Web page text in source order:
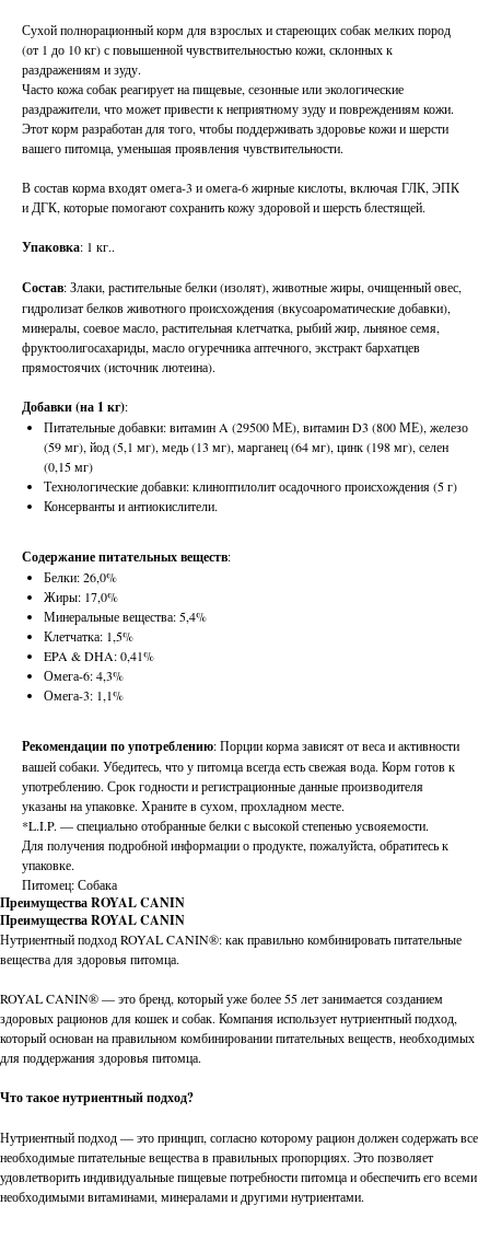
Сухой полнорационный корм для взрослых и стареющих собак мелких пород
(от 1 до 10 кг) с повышенной чувствительностью кожи, склонных к
раздражениям и зуду.
Часто кожа собак реагирует на пищевые, сезонные или экологические
раздражители, что может привести к неприятному зуду и повреждениям кожи.
Этот корм разработан для того, чтобы поддерживать здоровье кожи и шерсти
вашего питомца, уменьшая проявления чувствительности.
В состав корма входят омега-3 и омега-6 жирные кислоты, включая ГЛК, ЭПК
и ДГК, которые помогают сохранить кожу здоровой и шерсть блестящей.
Упаковка: 1 кг..
Состав: Злаки, растительные белки (изолят), животные жиры, очищенный овес,
гидролизат белков животного происхождения (вкусоароматические добавки),
минералы, соевое масло, растительная клетчатка, рыбий жир, льняное семя,
фруктоолигосахариды, масло огуречника аптечного, экстракт бархатцев
прямостоячих (источник лютеина).
Добавки (на 1 кг):
Питательные добавки: витамин A (29500 МЕ), витамин D3 (800 МЕ), железо
(59 мг), йод (5,1 мг), медь (13 мг), марганец (64 мг), цинк (198 мг), селен
(0,15 мг)
Технологические добавки: клиноптилолит осадочного происхождения (5 г)
Консерванты и антиокислители.
Содержание питательных веществ:
Белки: 26,0%
Жиры: 17,0%
Минеральные вещества: 5,4%
Клетчатка: 1,5%
EPA & DHA: 0,41%
Омега-6: 4,3%
Омега-3: 1,1%
Рекомендации по употреблению: Порции корма зависят от веса и активности
вашей собаки. Убедитесь, что у питомца всегда есть свежая вода. Корм готов к
употреблению. Срок годности и регистрационные данные производителя
указаны на упаковке. Храните в сухом, прохладном месте.
*L.I.P. — специально отобранные белки с высокой степенью усвояемости.
Для получения подробной информации о продукте, пожалуйста, обратитесь к
упаковке.
Питомец: Собака
Преимущества ROYAL CANIN
Преимущества ROYAL CANIN
Нутриентный подход ROYAL CANIN®: как правильно комбинировать питательные
вещества для здоровья питомца.
ROYAL CANIN® — это бренд, который уже более 55 лет занимается созданием
здоровых рационов для кошек и собак. Компания использует нутриентный подход,
который основан на правильном комбинировании питательных веществ, необходимых
для поддержания здоровья питомца.
Что такое нутриентный подход?
Нутриентный подход — это принцип, согласно которому рацион должен содержать все
необходимые питательные вещества в правильных пропорциях. Это позволяет
удовлетворить индивидуальные пищевые потребности питомца и обеспечить его всеми
необходимыми витаминами, минералами и другими нутриентами.